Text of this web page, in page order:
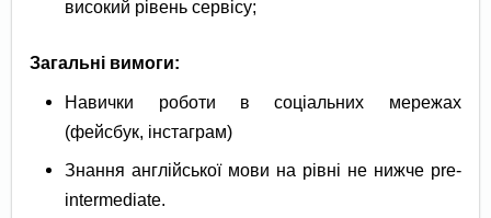
високий рівень сервісу;
Загальні вимоги:
Навички роботи в соціальних мережах
(фейсбук, інстаграм)
Знання англійської мови на рівні не нижче pre-
intermediate.